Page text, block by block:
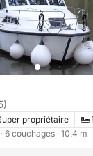
propriétaire
· 6 couchages · 10.4 m